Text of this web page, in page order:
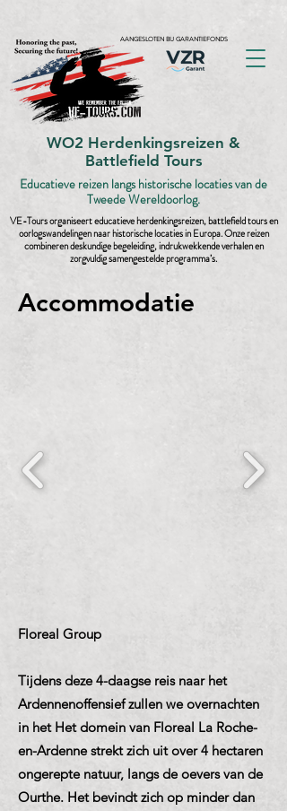
AANGESLOTEN BIJ GARANTIEFONDS
WO2 Herdenkingsreizen &
Battlefield Tours
Educatieve reizen langs historische locaties van de
Tweede Wereldoorlog.
VE-Tours organiseert educatieve herdenkingsreizen, battlefield tours en
oorlogswandelingen naar historische locaties in Europa. Onze reizen
combineren deskundige begeleiding, indrukwekkende verhalen en
zorgvuldig samengestelde programma’s.
Accommodatie
Floreal Group
Tijdens deze 4-daagse reis naar het
Ardennenoffensief zullen we overnachten
in het Het domein van Floreal La Roche-
en-Ardenne strekt zich uit over 4 hectaren
ongerepte natuur, langs de oevers van de
Ourthe. Het bevindt zich op minder dan